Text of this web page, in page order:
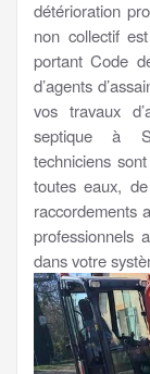
détérioration
non collectif
portant Code
d’agents
vos travaux
septique à
techniciens
toutes eaux,
raccordements
professionnels
dans votre